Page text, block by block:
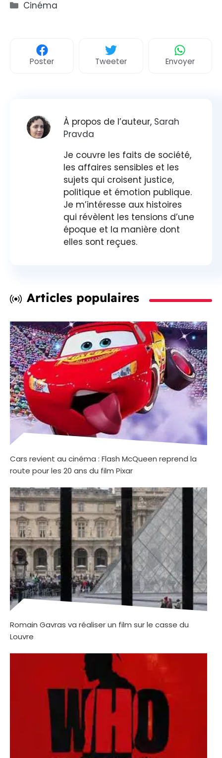
Catégories
Cinéma
Poster Tweeter Envoyer
À propos de l’auteur, Sarah
Pravda
Je couvre les faits de société,
les affaires sensibles et les
sujets qui croisent justice,
politique et émotion publique.
Je m’intéresse aux histoires
qui révèlent les tensions d’une
époque et la manière dont
elles sont reçues.
Articles populaires
Cars revient au cinéma : Flash McQueen reprend la
route pour les 20 ans du film Pixar
Romain Gavras va réaliser un film sur le casse du
Louvre